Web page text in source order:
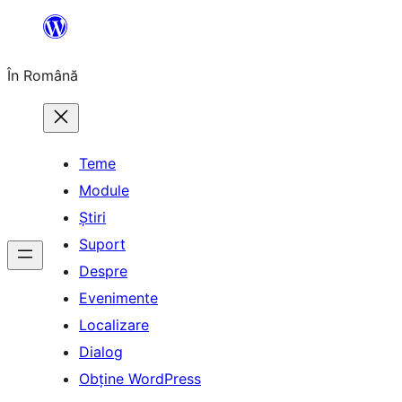
conținut
În Română
Teme
Module
Știri
Suport
Despre
Evenimente
Localizare
Dialog
Obține WordPress